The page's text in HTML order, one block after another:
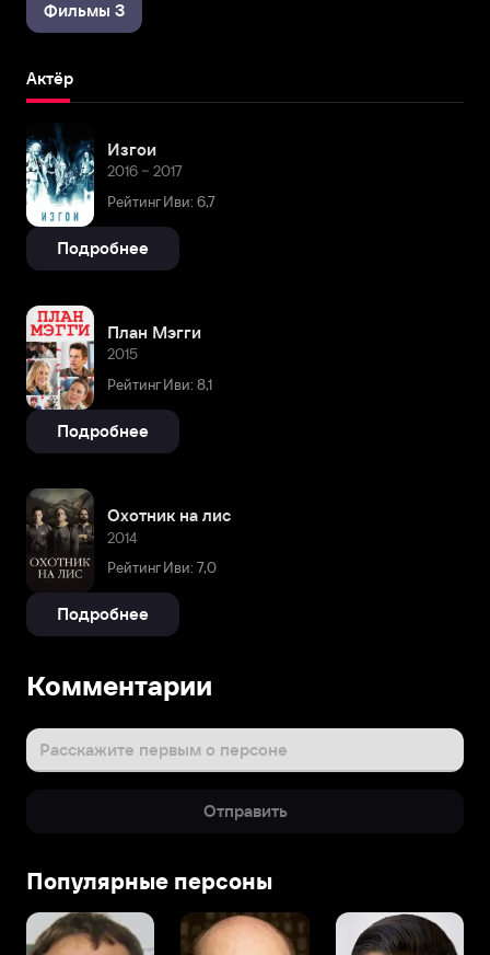
Фильмы 3
Актёр
Изгои
2016 – 2017
Рейтинг Иви: 6,7
Подробнее
План Мэгги
2015
Рейтинг Иви: 8,1
Подробнее
Охотник на лис
2014
Рейтинг Иви: 7,0
Подробнее
Комментарии
Расскажите первым о персоне
Отправить
Популярные персоны